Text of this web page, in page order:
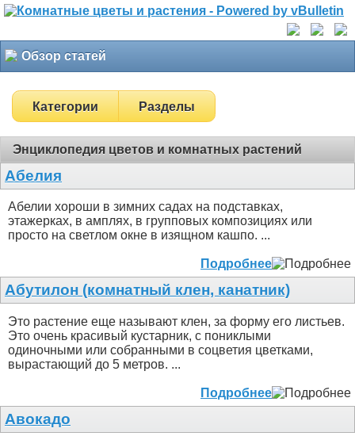
Обзор статей
Категории Разделы
Энциклопедия цветов и комнатных растений
Абелия
Абелии хороши в зимних садах на подставках,
этажерках, в амплях, в групповых композициях или
просто на светлом окне в изящном кашпо. ...
Подробнее
Абутилон (комнатный клен, канатник)
Это растение еще называют клен, за форму его листьев.
Это очень красивый кустарник, с пониклыми
одиночными или собранными в соцветия цветками,
вырастающий до 5 метров. ...
Подробнее
Авокадо